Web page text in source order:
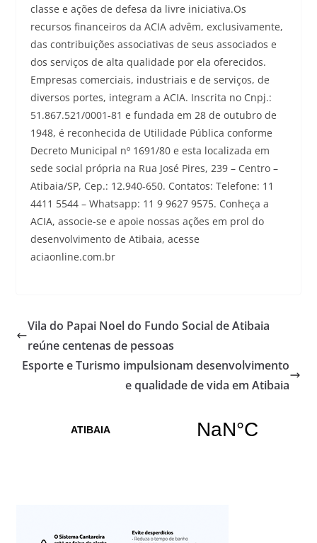
classe e ações de defesa da livre iniciativa.Os
recursos financeiros da ACIA advêm, exclusivamente,
das contribuições associativas de seus associados e
dos serviços de alta qualidade por ela oferecidos.
Empresas comerciais, industriais e de serviços, de
diversos portes, integram a ACIA. Inscrita no Cnpj.:
51.867.521/0001-81 e fundada em 28 de outubro de
1948, é reconhecida de Utilidade Pública conforme
Decreto Municipal nº 1691/80 e esta localizada em
sede social própria na Rua José Pires, 239 – Centro –
Atibaia/SP, Cep.: 12.940-650. Contatos: Telefone: 11
4411 5544 – Whatsapp: 11 9 9627 9575. Conheça a
ACIA, associe-se e apoie nossas ações em prol do
desenvolvimento de Atibaia, acesse
aciaonline.com.br
Vila do Papai Noel do Fundo Social de Atibaia
reúne centenas de pessoas
Esporte e Turismo impulsionam desenvolvimento
e qualidade de vida em Atibaia